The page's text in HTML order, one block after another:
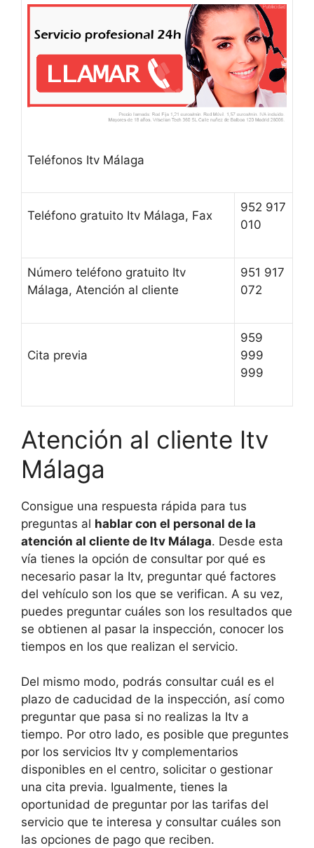
Teléfonos Itv Málaga
Teléfono gratuito Itv Málaga, Fax
952 917
010
Número teléfono gratuito Itv
Málaga, Atención al cliente
951 917
072
Cita previa
959
999
999
Atención al cliente Itv
Málaga
Consigue una respuesta rápida para tus
preguntas al hablar con el personal de la
atención al cliente de Itv Málaga. Desde esta
vía tienes la opción de consultar por qué es
necesario pasar la Itv, preguntar qué factores
del vehículo son los que se verifican. A su vez,
puedes preguntar cuáles son los resultados que
se obtienen al pasar la inspección, conocer los
tiempos en los que realizan el servicio.
Del mismo modo, podrás consultar cuál es el
plazo de caducidad de la inspección, así como
preguntar que pasa si no realizas la Itv a
tiempo. Por otro lado, es posible que preguntes
por los servicios Itv y complementarios
disponibles en el centro, solicitar o gestionar
una cita previa. Igualmente, tienes la
oportunidad de preguntar por las tarifas del
servicio que te interesa y consultar cuáles son
las opciones de pago que reciben.